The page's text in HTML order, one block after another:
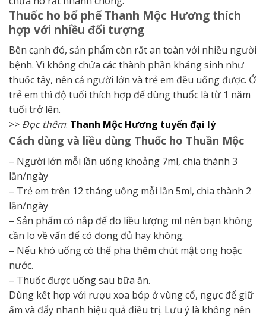
Thuốc ho bổ phế Thanh Mộc Hương thích
hợp với nhiều đối tượng
Bên cạnh đó, sản phẩm còn rất an toàn với nhiều người
bệnh. Vì không chứa các thành phần kháng sinh như
thuốc tây, nên cả người lớn và trẻ em đều uống được. Ở
trẻ em thì độ tuổi thích hợp để dùng thuốc là từ 1 năm
tuổi trở lên.
>> Đọc thêm: Thanh Mộc Hương tuyển đại lý
Cách dùng và liều dùng Thuốc ho Thuần Mộc
– Người lớn mỗi lần uống khoảng 7ml, chia thành 3
lần/ngày
– Trẻ em trên 12 tháng uống mỗi lần 5ml, chia thành 2
lần/ngày
– Sản phẩm có nắp để đo liều lượng ml nên bạn không
cần lo về vấn để có đong đủ hay không.
– Nếu khó uống có thể pha thêm chút mật ong hoặc
nước.
– Thuốc được uống sau bữa ăn.
Dùng kết hợp với rượu xoa bóp ở vùng cổ, ngực để giữ
ấm và đẩy nhanh hiệu quả điều trị. Lưu ý là không nên